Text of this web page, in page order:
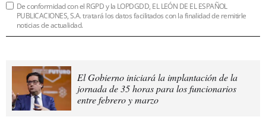
De conformidad con el RGPD y la LOPDGDD, EL LEÓN DE EL ESPAÑOL
PUBLICACIONES, S.A. tratará los datos facilitados con la finalidad de remitirle
noticias de actualidad.
El Gobierno iniciará la implantación de la
jornada de 35 horas para los funcionarios
entre febrero y marzo